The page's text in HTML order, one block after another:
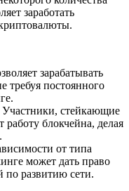
заработать
зарабатывать
требуя постоянного
Участники, стейкающие
блокчейна, делая
от типа
может дать право
по развитию сети.